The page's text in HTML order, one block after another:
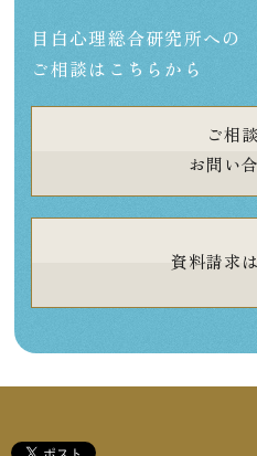
目白心理総合研究所への
ご相談はこちらから
ご相
お問い
資料請求